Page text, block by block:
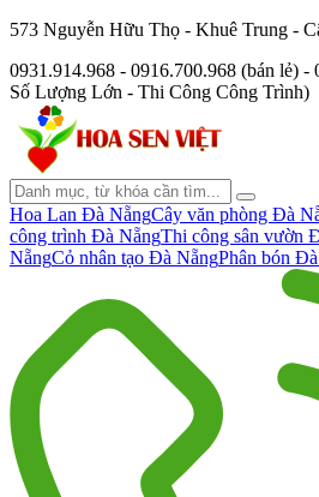
573 Nguyễn Hữu Thọ - Khuê Trung -
0931.914.968 - 0916.700.968 (bán lẻ) -
Số Lượng Lớn - Thi Công Công Trình)
Hoa Lan Đà NẵngCây văn phòng Đà
công trình Đà NẵngThi công sân vườn
NẵngCỏ nhân tạo Đà NẵngPhân bón